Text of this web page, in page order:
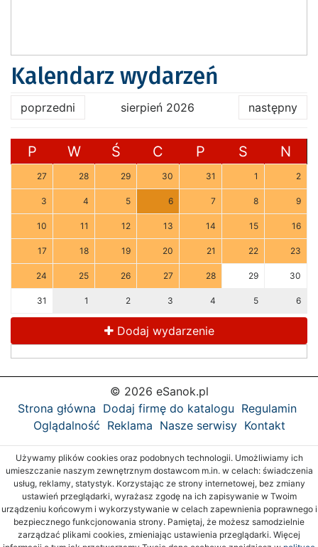
Kalendarz wydarzeń
poprzedni sierpień 2026 następny
P W Ś C P S N
27 28 29 30 31 1 2
3 4 5 6 7 8 9
10 11 12 13 14 15 16
17 18 19 20 21 22 23
24 25 26 27 28 29 30
31 1 2 3 4 5 6
Dodaj wydarzenie
© 2026 eSanok.pl
Strona główna Dodaj firmę do katalogu Regulamin
Oglądalność Reklama Nasze serwisy Kontakt
Używamy plików cookies oraz podobnych technologii. Umożliwiamy ich
umieszczanie naszym zewnętrznym dostawcom m.in. w celach: świadczenia
usług, reklamy, statystyk. Korzystając ze strony internetowej, bez zmiany
ustawień przeglądarki, wyrażasz zgodę na ich zapisywanie w Twoim
urządzeniu końcowym i wykorzystywanie w celach zapewnienia poprawnego i
bezpiecznego funkcjonowania strony. Pamiętaj, że możesz samodzielnie
zarządzać plikami cookies, zmieniając ustawienia przeglądarki. Więcej